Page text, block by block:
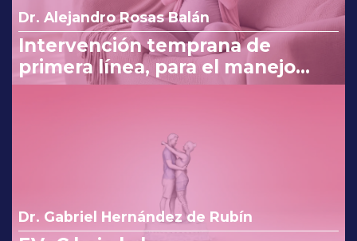
Dr. Alejandro Rosas Balán
Intervención temprana de
primera línea, para el manejo
eficaz en náuseas y vómito del
Dr. Gabriel Hernández de Rubín